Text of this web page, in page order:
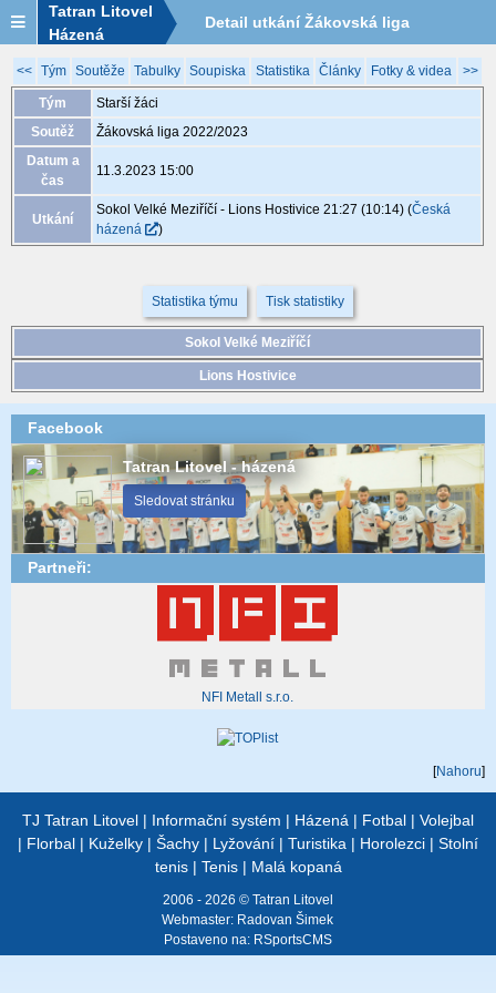
Tatran Litovel
Házená
Detail utkání Žákovská liga
2022/2023, XGB177, 11.3. 15:00
<< Tým Soutěže Tabulky Soupiska Statistika Články Fotky & videa >>
Tým
Starší žáci
Soutěž
Žákovská liga 2022/2023
Datum a
čas
11.3.2023 15:00
Utkání
Sokol Velké Meziříčí - Lions Hostivice 21:27 (10:14)(Česká
házená
)
Statistika týmu Tisk statistiky
Sokol Velké Meziříčí
Lions Hostivice
Facebook
Tatran Litovel - házená
Sledovat stránku
Partneři:
NFI Metall s.r.o.
[Nahoru]
TJ Tatran Litovel | Informační systém | Házená | Fotbal | Volejbal
| Florbal | Kuželky | Šachy | Lyžování | Turistika | Horolezci | Stolní
tenis| Tenis| Malá kopaná
2006 - 2026 © Tatran Litovel
Webmaster: Radovan Šimek
Postaveno na: RSportsCMS